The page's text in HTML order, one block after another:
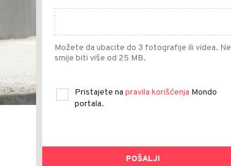
Možete da ubacite do 3 fotografije ili videa. Ne
smije biti više od 25 MB.
Pristajete na pravila korišćenja Mondo
portala.
POŠALJI